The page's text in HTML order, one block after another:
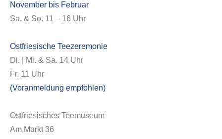
November bis Februar
Sa. & So. 11 – 16 Uhr
Ostfriesische Teezeremonie
Di. | Mi. & Sa. 14 Uhr
Fr. 11 Uhr
(Voranmeldung empfohlen)
Ostfriesisches Teemuseum
Am Markt 36